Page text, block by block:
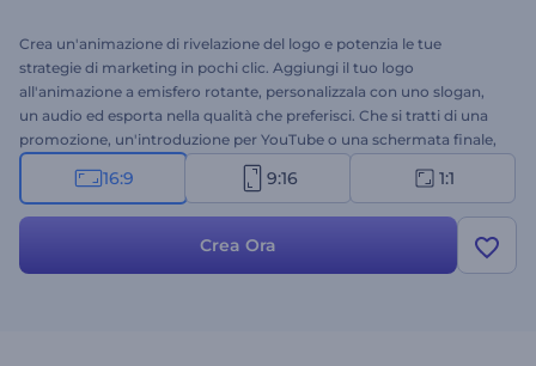
Crea un'animazione di rivelazione del logo e potenzia le tue
strategie di marketing in pochi clic. Aggiungi il tuo logo
all'animazione a emisfero rotante, personalizzala con uno slogan,
un audio ed esporta nella qualità che preferisci. Che si tratti di una
promozione, un'introduzione per YouTube o una schermata finale,
stupisci i tuoi spettatori e conquista un nuovo pubblico. Inizia a
creare oggi stesso!
16:9 9:16 1:1
Crea Ora